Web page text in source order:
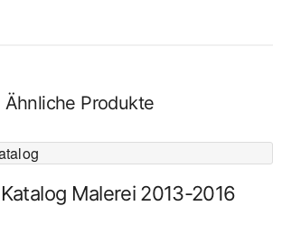
Ähnliche Produkte
Malerei 2013-2016